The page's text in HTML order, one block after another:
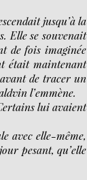
jusqu’à la
Elle se souvenait
de fois imaginée
était maintenant
de tracer un
l’emmène.
lui avaient
avec elle-même,
pesant, qu’elle